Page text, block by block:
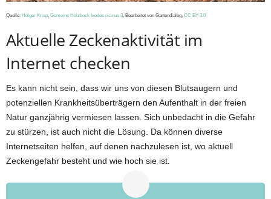
Quelle: Holger Krisp, Gemeine Holzbock Ixodes ricinus 3, Bearbeitet von Gartendialog, CC BY 3.0
Aktuelle Zeckenaktivität im
Internet checken
Es kann nicht sein, dass wir uns von diesen Blutsaugern und
potenziellen Krankheitsüberträgern den Aufenthalt in der freien
Natur ganzjährig vermiesen lassen. Sich unbedacht in die Gefahr
zu stürzen, ist auch nicht die Lösung. Da können diverse
Internetseiten helfen, auf denen nachzulesen ist, wo aktuell
Zeckengefahr besteht und wie hoch sie ist.